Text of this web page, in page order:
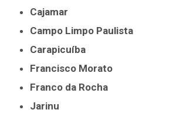
Cajamar
Campo Limpo Paulista
Carapicuíba
Francisco Morato
Franco da Rocha
Jarinu